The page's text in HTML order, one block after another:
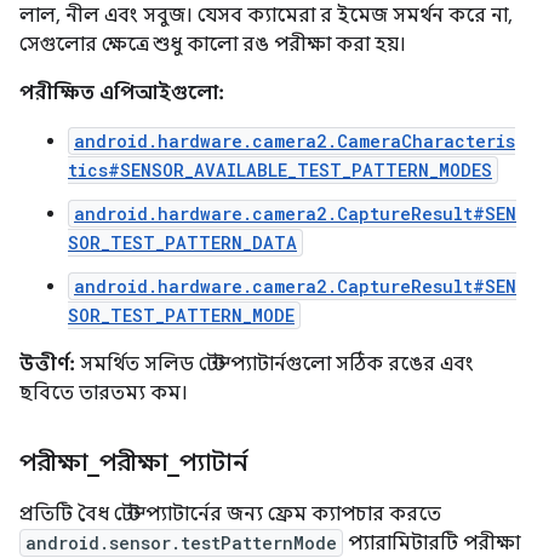
লাল, নীল এবং সবুজ। যেসব ক্যামেরা র ইমেজ সমর্থন করে না,
সেগুলোর ক্ষেত্রে শুধু কালো রঙ পরীক্ষা করা হয়।
পরীক্ষিত এপিআইগুলো:
android.hardware.camera2.CameraCharacteris
tics#SENSOR_AVAILABLE_TEST_PATTERN_MODES
android.hardware.camera2.CaptureResult#SEN
SOR_TEST_PATTERN_DATA
android.hardware.camera2.CaptureResult#SEN
SOR_TEST_PATTERN_MODE
উত্তীর্ণ: সমর্থিত সলিড টেস্ট প্যাটার্নগুলো সঠিক রঙের এবং
ছবিতে তারতম্য কম।
পরীক্ষা_ পরীক্ষা_ প্যাটার্ন
প্রতিটি বৈধ টেস্ট প্যাটার্নের জন্য ফ্রেম ক্যাপচার করতে
android.sensor.testPatternMode প্যারামিটারটি পরীক্ষা